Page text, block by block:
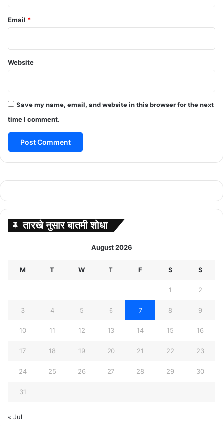
Email *
Website
Save my name, email, and website in this browser for the next
time I comment.
तारखे नुसार बातमी शोधा
August 2026
M T W T F S S
1 2
3 4 5 6 7 8 9
10 11 12 13 14 15 16
17 18 19 20 21 22 23
24 25 26 27 28 29 30
31
« Jul